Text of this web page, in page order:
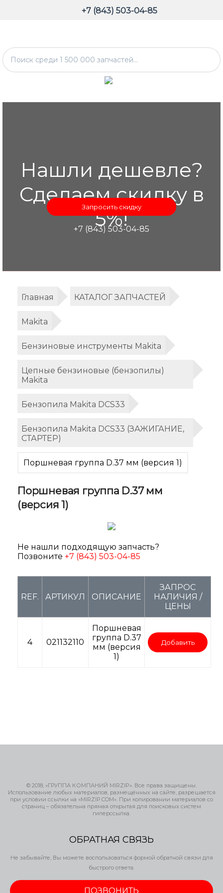
+7 (843) 503-04-85
Нашли дешевле?
Сделаем скидку в
5%!
Запросить скидку
+7 (843) 503-04-85
Главная КАТАЛОГ ЗАПЧАСТЕЙ
Makita
Бензиновые инструменты Makita
Цепные бензиновые (бензопилы)
Makita
Бензопила Makita DCS33
Бензопила Makita DCS33 (ЗАЖИГАНИЕ,
СТАРТЕР)
Поршневая группа D.37 мм (версия 1)
Поршневая группа D.37 мм
(версия 1)
Не нашли подходящую запчасть?
Позвоните +7 (843) 503-04-85
REF. АРТИКУЛ ОПИСАНИЕ
ЗАПРОС
НАЛИЧИЯ /
ЦЕНЫ
4 021132110
Поршневая
группа D.37
мм (версия
1)
Добавить
© 2018, «ГРУППА КОМПАНИЙ MIRZIP». Все права защищены.
Использование любых материалов, размещённых на сайте, разрешается
при условии ссылки на «MIRZIP.COM». При копировании материалов со
страниц – обязательна прямая открытая для поисковых систем
гиперссылка.
ОБРАТНАЯ СВЯЗЬ
Не забывайте, Вы можете воспользоваться формой обратной связи для
быстрого ответа.
ПОЗВОНИТЬ